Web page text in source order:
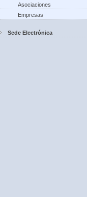
Asociaciones
Empresas
Sede Electrónica